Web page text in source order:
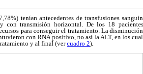
tenían antecedentes de transfusiones
con transmisión horizontal. De los 18
para conseguir el tratamiento. La
con RNA positivo, no así la ALT, en los
y al final (vercuadro 2).